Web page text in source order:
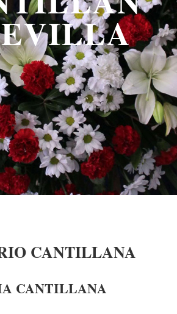
CANTILLANA
CANTILLANA